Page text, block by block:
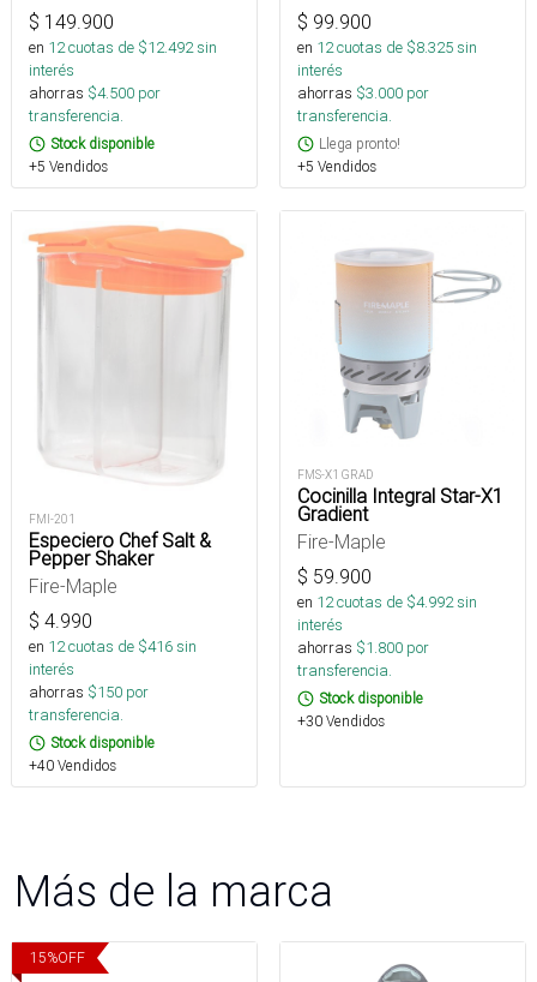
$ 149.900
en 12cuotas de $12.492sin
interés
ahorras $4.500 por
transferencia.
Stock disponible
+5 Vendidos
$ 99.900
en 12cuotas de $8.325sin
interés
ahorras $3.000 por
transferencia.
Llega pronto!
+5 Vendidos
FMI-201
Especiero Chef Salt &
Pepper Shaker
Fire-Maple
$ 4.990
en 12cuotas de $416sin
interés
ahorras $150 por
transferencia.
Stock disponible
+40 Vendidos
FMS-X1 GRAD
Cocinilla Integral Star-X1
Gradient
Fire-Maple
$ 59.900
en 12cuotas de $4.992sin
interés
ahorras $1.800 por
transferencia.
Stock disponible
+30 Vendidos
Más de la marca
15%OFF